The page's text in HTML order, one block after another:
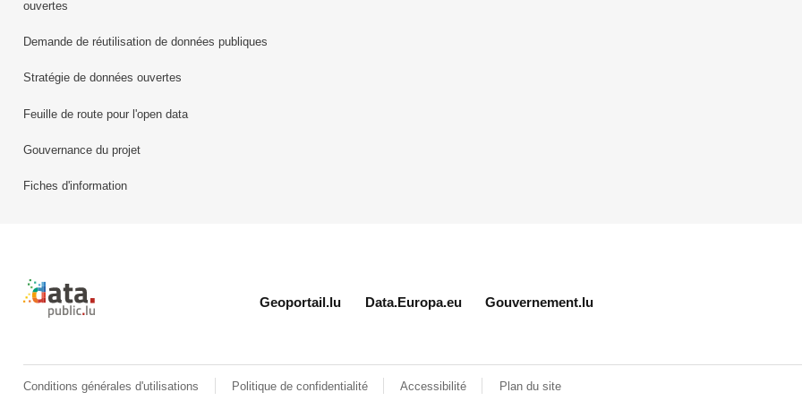
ouvertes
Demande de réutilisation de données publiques
Stratégie de données ouvertes
Feuille de route pour l'open data
Gouvernance du projet
Fiches d'information
Retour à l'accueil de data.public.lu
Geoportail.lu Data.Europa.eu Gouvernement.lu
Conditions générales d'utilisations Politique de confidentialité Accessibilité Plan du site